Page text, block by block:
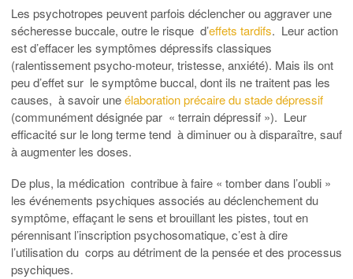
Les psychotropes peuvent parfois déclencher ou aggraver une
sécheresse buccale, outre le risque d’effets tardifs. Leur action
est d’effacer les symptômes dépressifs classiques
(ralentissement psycho-moteur, tristesse, anxiété). Mais ils ont
peu d’effet sur le symptôme buccal, dont ils ne traitent pas les
causes, à savoir uneélaboration précaire du stade dépressif
(communément désignée par « terrain dépressif »). Leur
efficacité sur le long terme tend à diminuer ou à disparaître, sauf
à augmenter les doses.
De plus, la médication contribue à faire « tomber dans l’oubli »
les événements psychiques associés au déclenchement du
symptôme, effaçant le sens et brouillant les pistes, tout en
pérennisant l’inscription psychosomatique, c’est à dire
l’utilisation du corps au détriment de la pensée et des processus
psychiques.